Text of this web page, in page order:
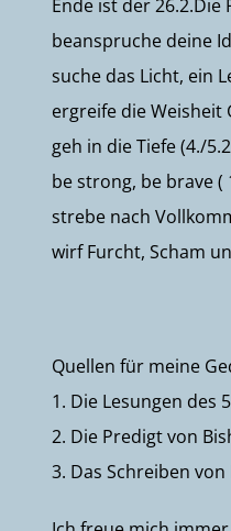
Ende ist der
beanspruche deine
suche das Licht, ein
ergreife die Weisheit
geh in die Tiefe (4./
be strong, be brave (
strebe nach
wirf Furcht, Scham
Quellen für meine
1. Die Lesungen des
2. Die Predigt von
3. Das Schreiben